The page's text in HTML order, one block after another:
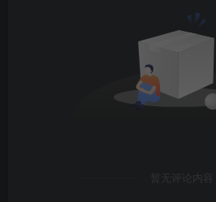
Forest Pack 7。 Forest Pack 7 Lite
上述所有新功能，供您测试使用。
iToosoft成立于1999年，位于西班牙
Archviz，VFX和游戏领域中应用广泛
暂无评论内容